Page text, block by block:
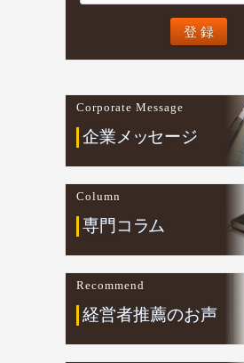
Corporate Message
企業メ ッセージ
Column
専門コ ラム
Recommend
経営者推薦のお声